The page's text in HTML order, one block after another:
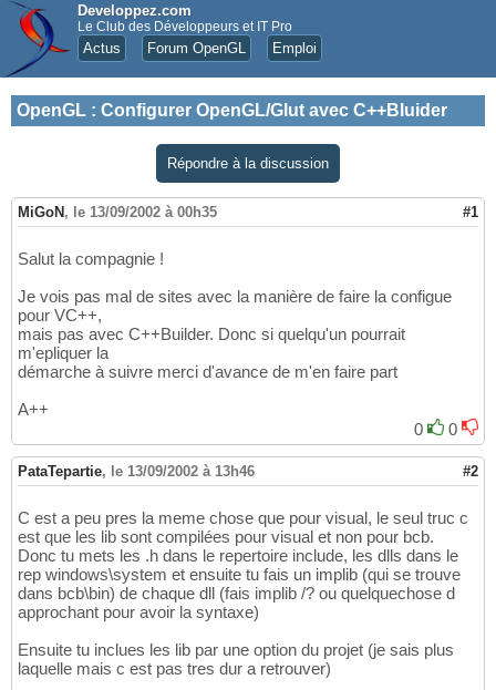
Developpez.com
Le Club des Développeurs et IT Pro
Actus Forum OpenGL Emploi
OpenGL : Configurer OpenGL/Glut avec C++Bluider
Répondre à la discussion
MiGoN , le 13/09/2002 à 00h35 #1
Salut la compagnie !
Je vois pas mal de sites avec la manière de faire la configue
pour VC++,
mais pas avec C++Builder. Donc si quelqu'un pourrait
m'epliquer la
démarche à suivre merci d'avance de m'en faire part
A++
0
0
PataTepartie, le 13/09/2002 à 13h46 #2
C est a peu pres la meme chose que pour visual, le seul truc c
est que les lib sont compilées pour visual et non pour bcb.
Donc tu mets les .h dans le repertoire include, les dlls dans le
rep windows\system et ensuite tu fais un implib (qui se trouve
dans bcb\bin) de chaque dll (fais implib /? ou quelquechose d
approchant pour avoir la syntaxe)
Ensuite tu inclues les lib par une option du projet (je sais plus
laquelle mais c est pas tres dur a retrouver)